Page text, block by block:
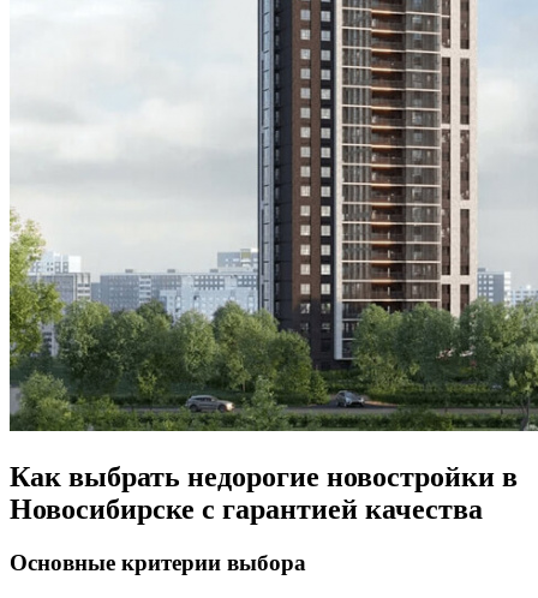
Как выбрать недорогие новостройки в
Новосибирске с гарантией качества
Основные критерии выбора